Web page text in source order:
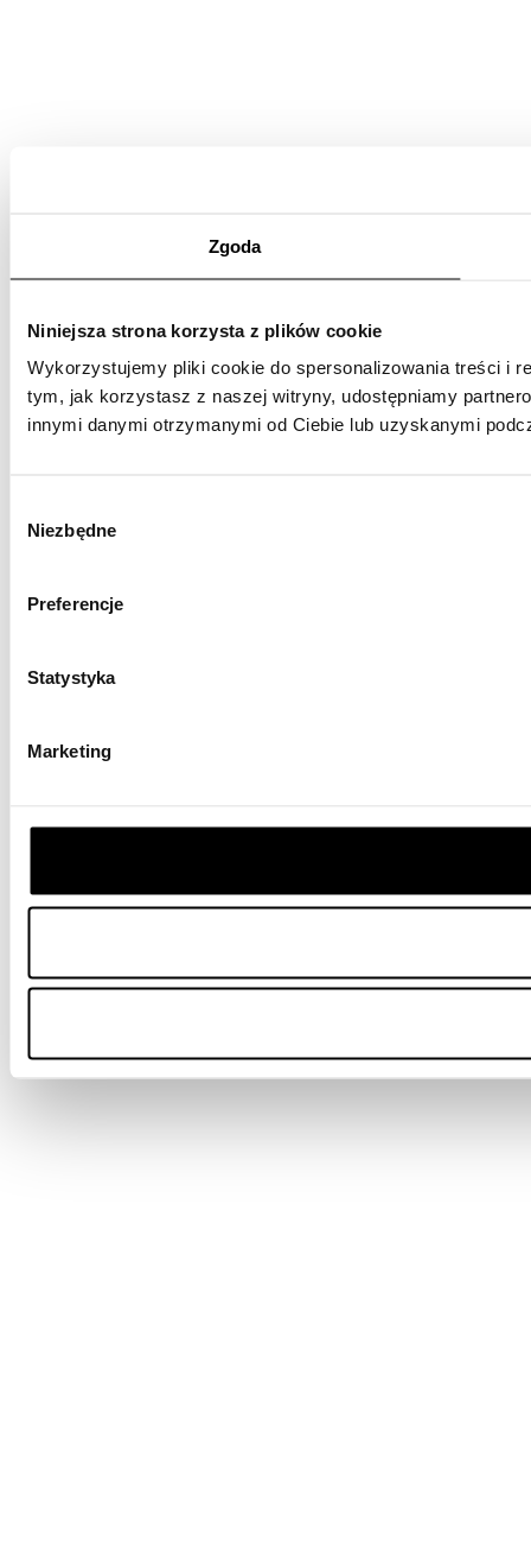
Zgoda
Niniejsza strona korzysta z plików cookie
Wykorzystujemy pliki cookie do spersonalizowania treści i
tym, jak korzystasz z naszej witryny, udostępniamy
innymi danymi otrzymanymi od Ciebie lub uzyskanymi
zgody
Niezbędne
Preferencje
Statystyka
Marketing